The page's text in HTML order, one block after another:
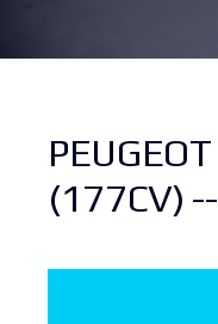
(177CV)